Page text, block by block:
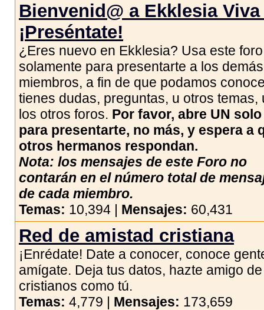
Bienvenid@ a Ekklesia Viva
¡Preséntate!
¿Eres nuevo en Ekklesia? Usa este foro
solamente para presentarte a los demás
miembros, a fin de que podamos
tienes dudas, preguntas, u otros temas,
los otros foros. Por favor, abre UN
para presentarte, no más, y espera a
otros hermanos respondan.
Nota: los mensajes de este Foro no
contarán en el número total de
de cada miembro.
Temas: 10,394 | Mensajes: 60,431
Red de amistad cristiana
¡Enrédate! Date a conocer, conoce
amígate. Deja tus datos, hazte amigo
cristianos como tú.
Temas: 4,779 | Mensajes: 173,659